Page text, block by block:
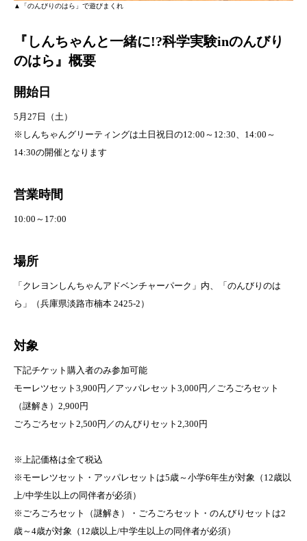
▲「のんびりのはら」で遊びまくれ
『しんちゃんと一緒に!?科学実験inのんびり
のはら』概要
開始日
5月27日（土）
※しんちゃんグリーティングは土日祝日の12:00～12:30、14:00～
14:30の開催となります
営業時間
10:00～17:00
場所
「クレヨンしんちゃんアドベンチャーパーク」内、「のんびりのは
ら」（兵庫県淡路市楠本 2425-2）
対象
下記チケット購入者のみ参加可能
モーレツセット3,900円／アッパレセット3,000円／ごろごろセット
（謎解き）2,900円
ごろごろセット2,500円／のんびりセット2,300円
※上記価格は全て税込
※モーレツセット・アッパレセットは5歳～小学6年生が対象（12歳以
上/中学生以上の同伴者が必須）
※ごろごろセット（謎解き）・ごろごろセット・のんびりセットは2
歳～4歳が対象（12歳以上/中学生以上の同伴者が必須）